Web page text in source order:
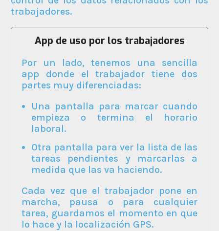
trabajadores.
App de uso por los trabajadores
Por un lado, tenemos una sencilla
app donde el trabajador tiene dos
partes muy diferenciadas:
Una pantalla para marcar cuando
empieza o termina el horario
laboral.
Otra pantalla para ver la lista de las
tareas pendientes y marcarlas a
medida que las va haciendo.
Cada vez que el trabajador pone en
marcha, pausa o para cualquier
tarea, guardamos el momento en que
lo hace y la localización GPS.